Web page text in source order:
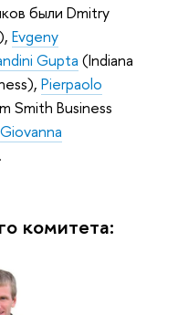
были Dmitry
Evgeny
Gupta (Indiana
Pierpaolo
Smith Business
Giovanna
комитета: